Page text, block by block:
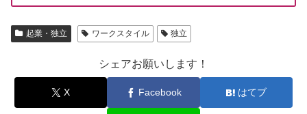
起業・独立 ワークスタイル 独立
シェアお願いします！
X Facebook はてブ